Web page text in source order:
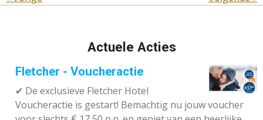
Actuele Acties
Fletcher - Voucheractie
✔ De exclusieve Fletcher Hotel
Voucheractie is gestart! Bemachtig nu jouw voucher